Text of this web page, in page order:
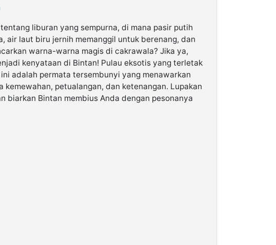
liburan yang sempurna, di mana pasir putih
air laut biru jernih memanggil untuk berenang, dan
warna-warna magis di cakrawala? Jika ya,
kenyataan di Bintan! Pulau eksotis yang terletak
adalah permata tersembunyi yang menawarkan
kemewahan, petualangan, dan ketenangan. Lupakan
biarkan Bintan membius Anda dengan pesonanya